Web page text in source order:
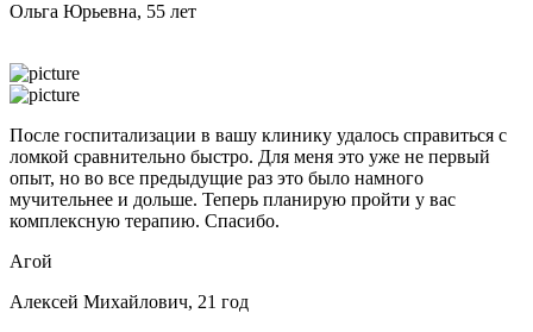
Ольга Юрьевна, 55 лет
После госпитализации в вашу клинику удалось справиться с
ломкой сравнительно быстро. Для меня это уже не первый
опыт, но во все предыдущие раз это было намного
мучительнее и дольше. Теперь планирую пройти у вас
комплексную терапию. Спасибо.
Агой
Алексей Михайлович, 21 год